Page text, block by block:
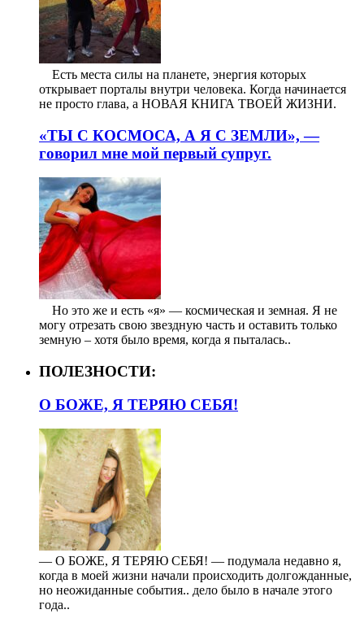
⠀ Есть места силы на планете, энергия которых
открывает порталы внутри человека. Когда начинается
не просто глава, а НОВАЯ КНИГА ТВОЕЙ ЖИЗНИ.
«ТЫ С КОСМОСА, А Я С ЗЕМЛИ», —
говорил мне мой первый супруг.
⠀ Но это же и есть «я» — космическая и земная. Я не
могу отрезать свою звездную часть и оставить только
земную – хотя было время, когда я пыталась..
ПОЛЕЗНОСТИ:
О БОЖЕ, Я ТЕРЯЮ СЕБЯ!
— О БОЖЕ, Я ТЕРЯЮ СЕБЯ! — подумала недавно я,
когда в моей жизни начали происходить долгожданные,
но неожиданные события.. дело было в начале этого
года..